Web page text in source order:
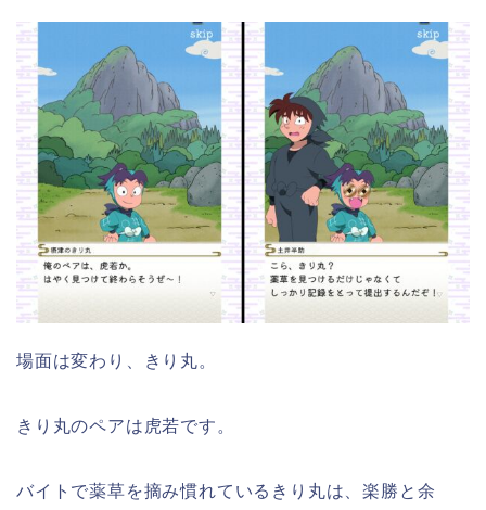
場面は変わり、きり丸。
きり丸のペアは虎若です。
バイトで薬草を摘み慣れているきり丸は、楽勝と余